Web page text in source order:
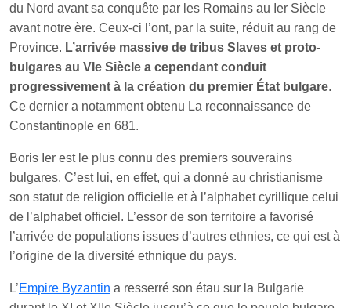
du Nord avant sa conquête par les Romains au Ier Siècle
avant notre ère. Ceux-ci l’ont, par la suite, réduit au rang de
Province. L’arrivée massive de tribus Slaves et proto-
bulgares au VIe Siècle a cependant conduit
progressivement à la création du premier État bulgare.
Ce dernier a notamment obtenu La reconnaissance de
Constantinople en 681.
Boris Ier est le plus connu des premiers souverains
bulgares. C’est lui, en effet, qui a donné au christianisme
son statut de religion officielle et à l’alphabet cyrillique celui
de l’alphabet officiel. L’essor de son territoire a favorisé
l’arrivée de populations issues d’autres ethnies, ce qui est à
l’origine de la diversité ethnique du pays.
L’Empire Byzantin a resserré son étau sur la Bulgarie